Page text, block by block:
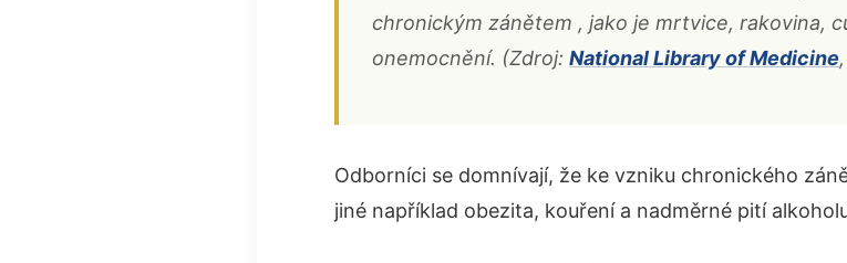
chronickým zánětem , jako je mrtvice, rakovina,
onemocnění. (Zdroj: National Library of Medicine
Odborníci se domnívají, že ke vzniku chronického
jiné například obezita, kouření a nadměrné pití